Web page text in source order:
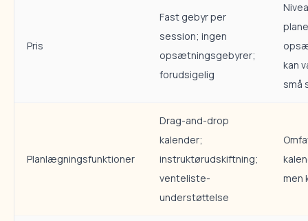
Pris
Fast gebyr per
session; ingen
opsætningsgebyrer;
forudsigelig
kan
små
Planlægningsfunktioner
Drag-and-drop
kalender;
instruktørudskiftning;
venteliste-
understøttelse
men